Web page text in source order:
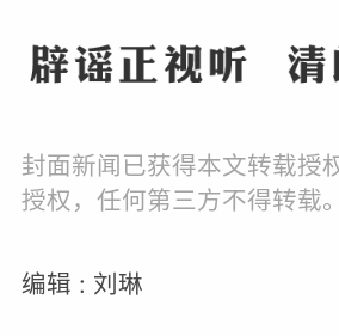
封面新闻已获得本文转载授
授权，任何第三方不得转载。
编辑 : 刘琳